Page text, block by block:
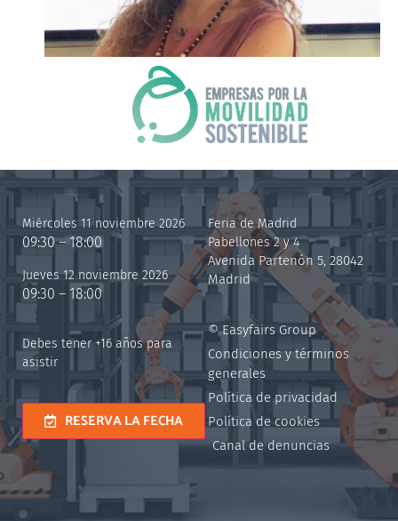
Miércoles 11 noviembre 2026
09:30 – 18:00
Jueves 12 noviembre 2026
09:30 – 18:00
Debes tener +16 años para
asistir
RESERVA LA FECHA
Feria de Madrid
Pabellones 2 y 4
Avenida Partenón 5, 28042
Madrid
© Easyfairs Group
Condiciones y términos
generales
Política de privacidad
Política de cookies
Canal de denuncias